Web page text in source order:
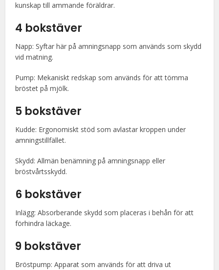
kunskap till ammande föräldrar.
4 bokstäver
Napp: Syftar här på amningsnapp som används som skydd
vid matning.
Pump: Mekaniskt redskap som används för att tömma
bröstet på mjölk.
5 bokstäver
Kudde: Ergonomiskt stöd som avlastar kroppen under
amningstillfället.
Skydd: Allmän benämning på amningsnapp eller
bröstvårtsskydd.
6 bokstäver
Inlägg: Absorberande skydd som placeras i behån för att
förhindra läckage.
9 bokstäver
Bröstpump: Apparat som används för att driva ut